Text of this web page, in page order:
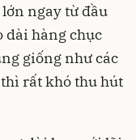
ngay từ đầu
dài hàng chục
giống như các
rất khó thu hút